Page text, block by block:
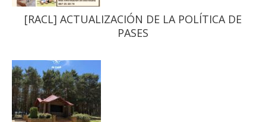
[RACL] ACTUALIZACIÓN DE LA POLÍTICA DE
PASES